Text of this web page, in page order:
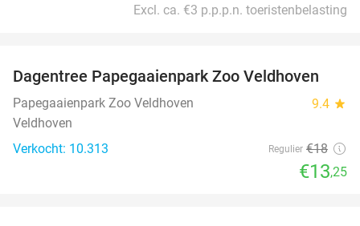
Excl. ca. €3 p.p.p.n. toeristenbelasting
26%
Dagentree Papegaaienpark Zoo Veldhoven
Papegaaienpark Zoo Veldhoven 9.4 star
Veldhoven
Verkocht: 10.313
Regulier €18
€13,25